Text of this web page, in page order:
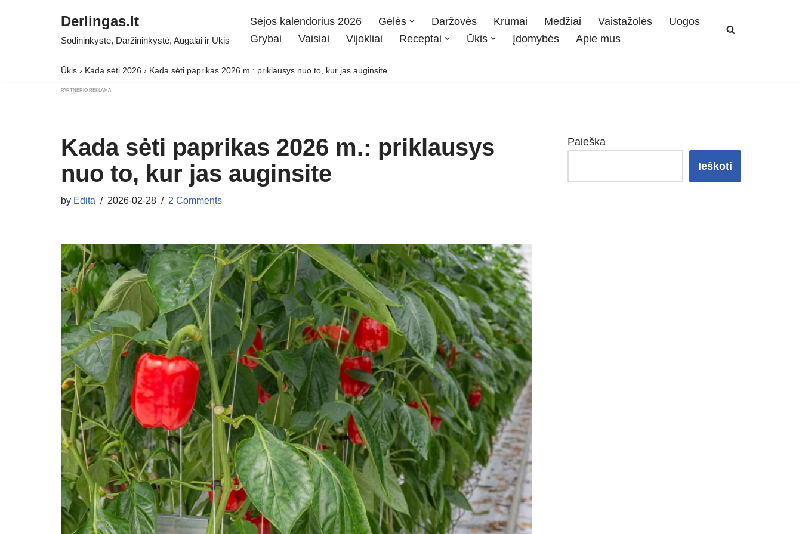
Derlingas.lt
Sodininkystė, Daržininkystė, Augalai ir Ūkis
Sėjos kalendorius 2026 Gėlės Daržovės Krūmai Medžiai Vaistažolės
Uogos
Grybai
Vaisiai Vijokliai Receptai Ūkis Įdomybės Apie mus
Ūkis › Kada sėti 2026 › Kada sėti paprikas 2026 m.: priklausys nuo to, kur jas auginsite
PARTNERIO REKLAMA
Kada sėti paprikas 2026 m.: priklausys
nuo to, kur jas auginsite
by Edita 2026-02-28 2 Comments
Paieška
Ieškoti